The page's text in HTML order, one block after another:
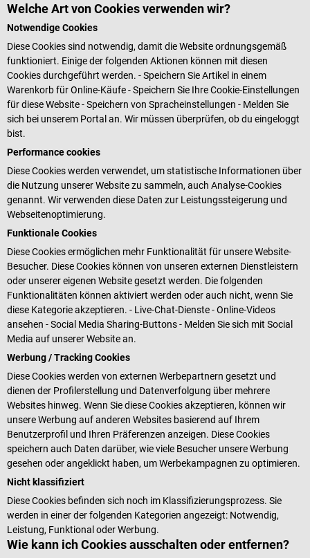
Welche Art von Cookies verwenden wir?
Notwendige Cookies
Diese Cookies sind notwendig, damit die Website ordnungsgemäß
funktioniert. Einige der folgenden Aktionen können mit diesen
Cookies durchgeführt werden. - Speichern Sie Artikel in einem
Warenkorb für Online-Käufe - Speichern Sie Ihre Cookie-Einstellungen
für diese Website - Speichern von Spracheinstellungen - Melden Sie
sich bei unserem Portal an. Wir müssen überprüfen, ob du eingeloggt
bist.
Performance cookies
Diese Cookies werden verwendet, um statistische Informationen über
die Nutzung unserer Website zu sammeln, auch Analyse-Cookies
genannt. Wir verwenden diese Daten zur Leistungssteigerung und
Webseitenoptimierung.
Funktionale Cookies
Diese Cookies ermöglichen mehr Funktionalität für unsere Website-
Besucher. Diese Cookies können von unseren externen Dienstleistern
oder unserer eigenen Website gesetzt werden. Die folgenden
Funktionalitäten können aktiviert werden oder auch nicht, wenn Sie
diese Kategorie akzeptieren. - Live-Chat-Dienste - Online-Videos
ansehen - Social Media Sharing-Buttons - Melden Sie sich mit Social
Media auf unserer Website an.
Werbung / Tracking Cookies
Diese Cookies werden von externen Werbepartnern gesetzt und
dienen der Profilerstellung und Datenverfolgung über mehrere
Websites hinweg. Wenn Sie diese Cookies akzeptieren, können wir
unsere Werbung auf anderen Websites basierend auf Ihrem
Benutzerprofil und Ihren Präferenzen anzeigen. Diese Cookies
speichern auch Daten darüber, wie viele Besucher unsere Werbung
gesehen oder angeklickt haben, um Werbekampagnen zu optimieren.
Nicht klassifiziert
Diese Cookies befinden sich noch im Klassifizierungsprozess. Sie
werden in einer der folgenden Kategorien angezeigt: Notwendig,
Leistung, Funktional oder Werbung.
Wie kann ich Cookies ausschalten oder entfernen?